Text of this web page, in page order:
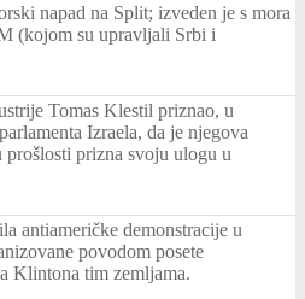
napad na Split; izveden je s mora
(kojom su upravljali Srbi i
Tomas Klestil priznao, u
Izraela, da je njegova
prošlosti prizna svoju ulogu u
antiameričke demonstracije u
povodom posete
Klintona tim zemljama.